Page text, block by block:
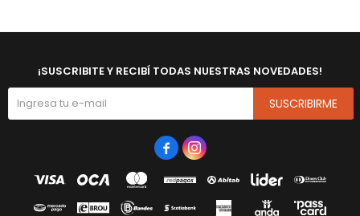
¡SUSCRIBITE Y RECIBÍ TODAS NUESTRAS NOVEDADES!
SUSCRIBIRME
 